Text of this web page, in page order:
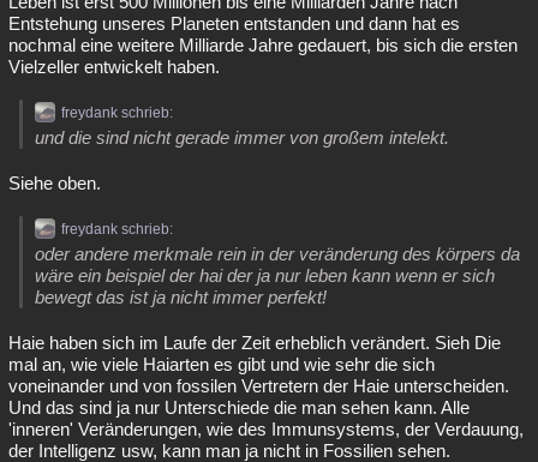
Entstehung unseres Planeten entstanden und dann hat es
nochmal eine weitere Milliarde Jahre gedauert, bis sich die ersten
Vielzeller entwickelt haben.
freydank schrieb:
und die sind nicht gerade immer von großem intelekt.
Siehe oben.
freydank schrieb:
oder andere merkmale rein in der veränderung des körpers da
wäre ein beispiel der hai der ja nur leben kann wenn er sich
bewegt das ist ja nicht immer perfekt!
Haie haben sich im Laufe der Zeit erheblich verändert. Sieh Die
mal an, wie viele Haiarten es gibt und wie sehr die sich
voneinander und von fossilen Vertretern der Haie unterscheiden.
Und das sind ja nur Unterschiede die man sehen kann. Alle
'inneren' Veränderungen, wie des Immunsystems, der Verdauung,
der Intelligenz usw, kann man ja nicht in Fossilien sehen.